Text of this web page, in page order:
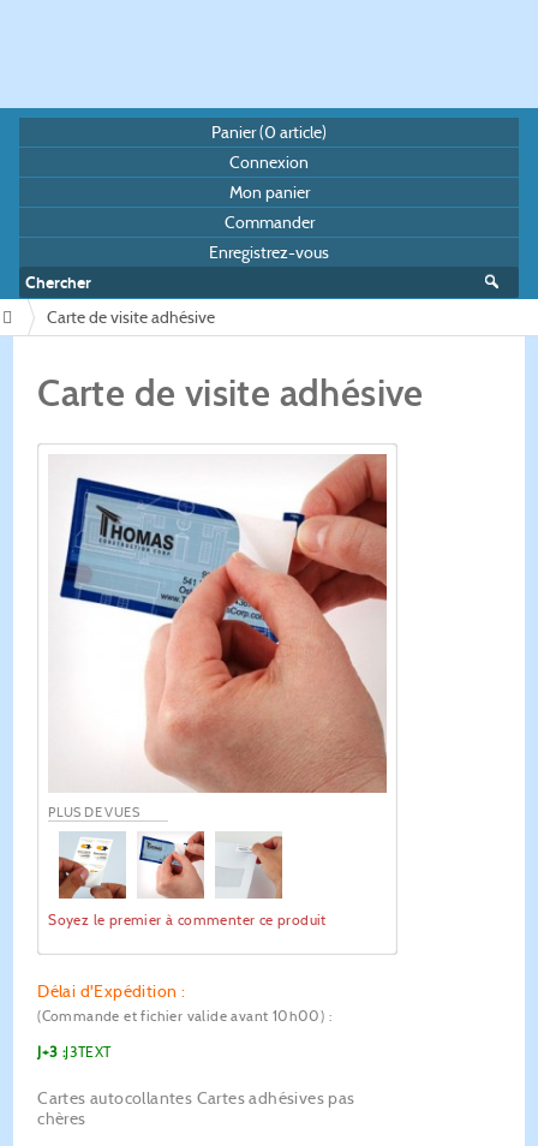
Panier (0 article)
Connexion
Mon panier
Commander
Enregistrez-vous
Carte de visite adhésive
Carte de visite adhésive
PLUS DE VUES
Soyez le premier à commenter ce produit
Délai d'Expédition :
(Commande et fichier valide avant 10h00) :
J+3 :J3TEXT
Cartes autocollantes Cartes adhésives pas
chères